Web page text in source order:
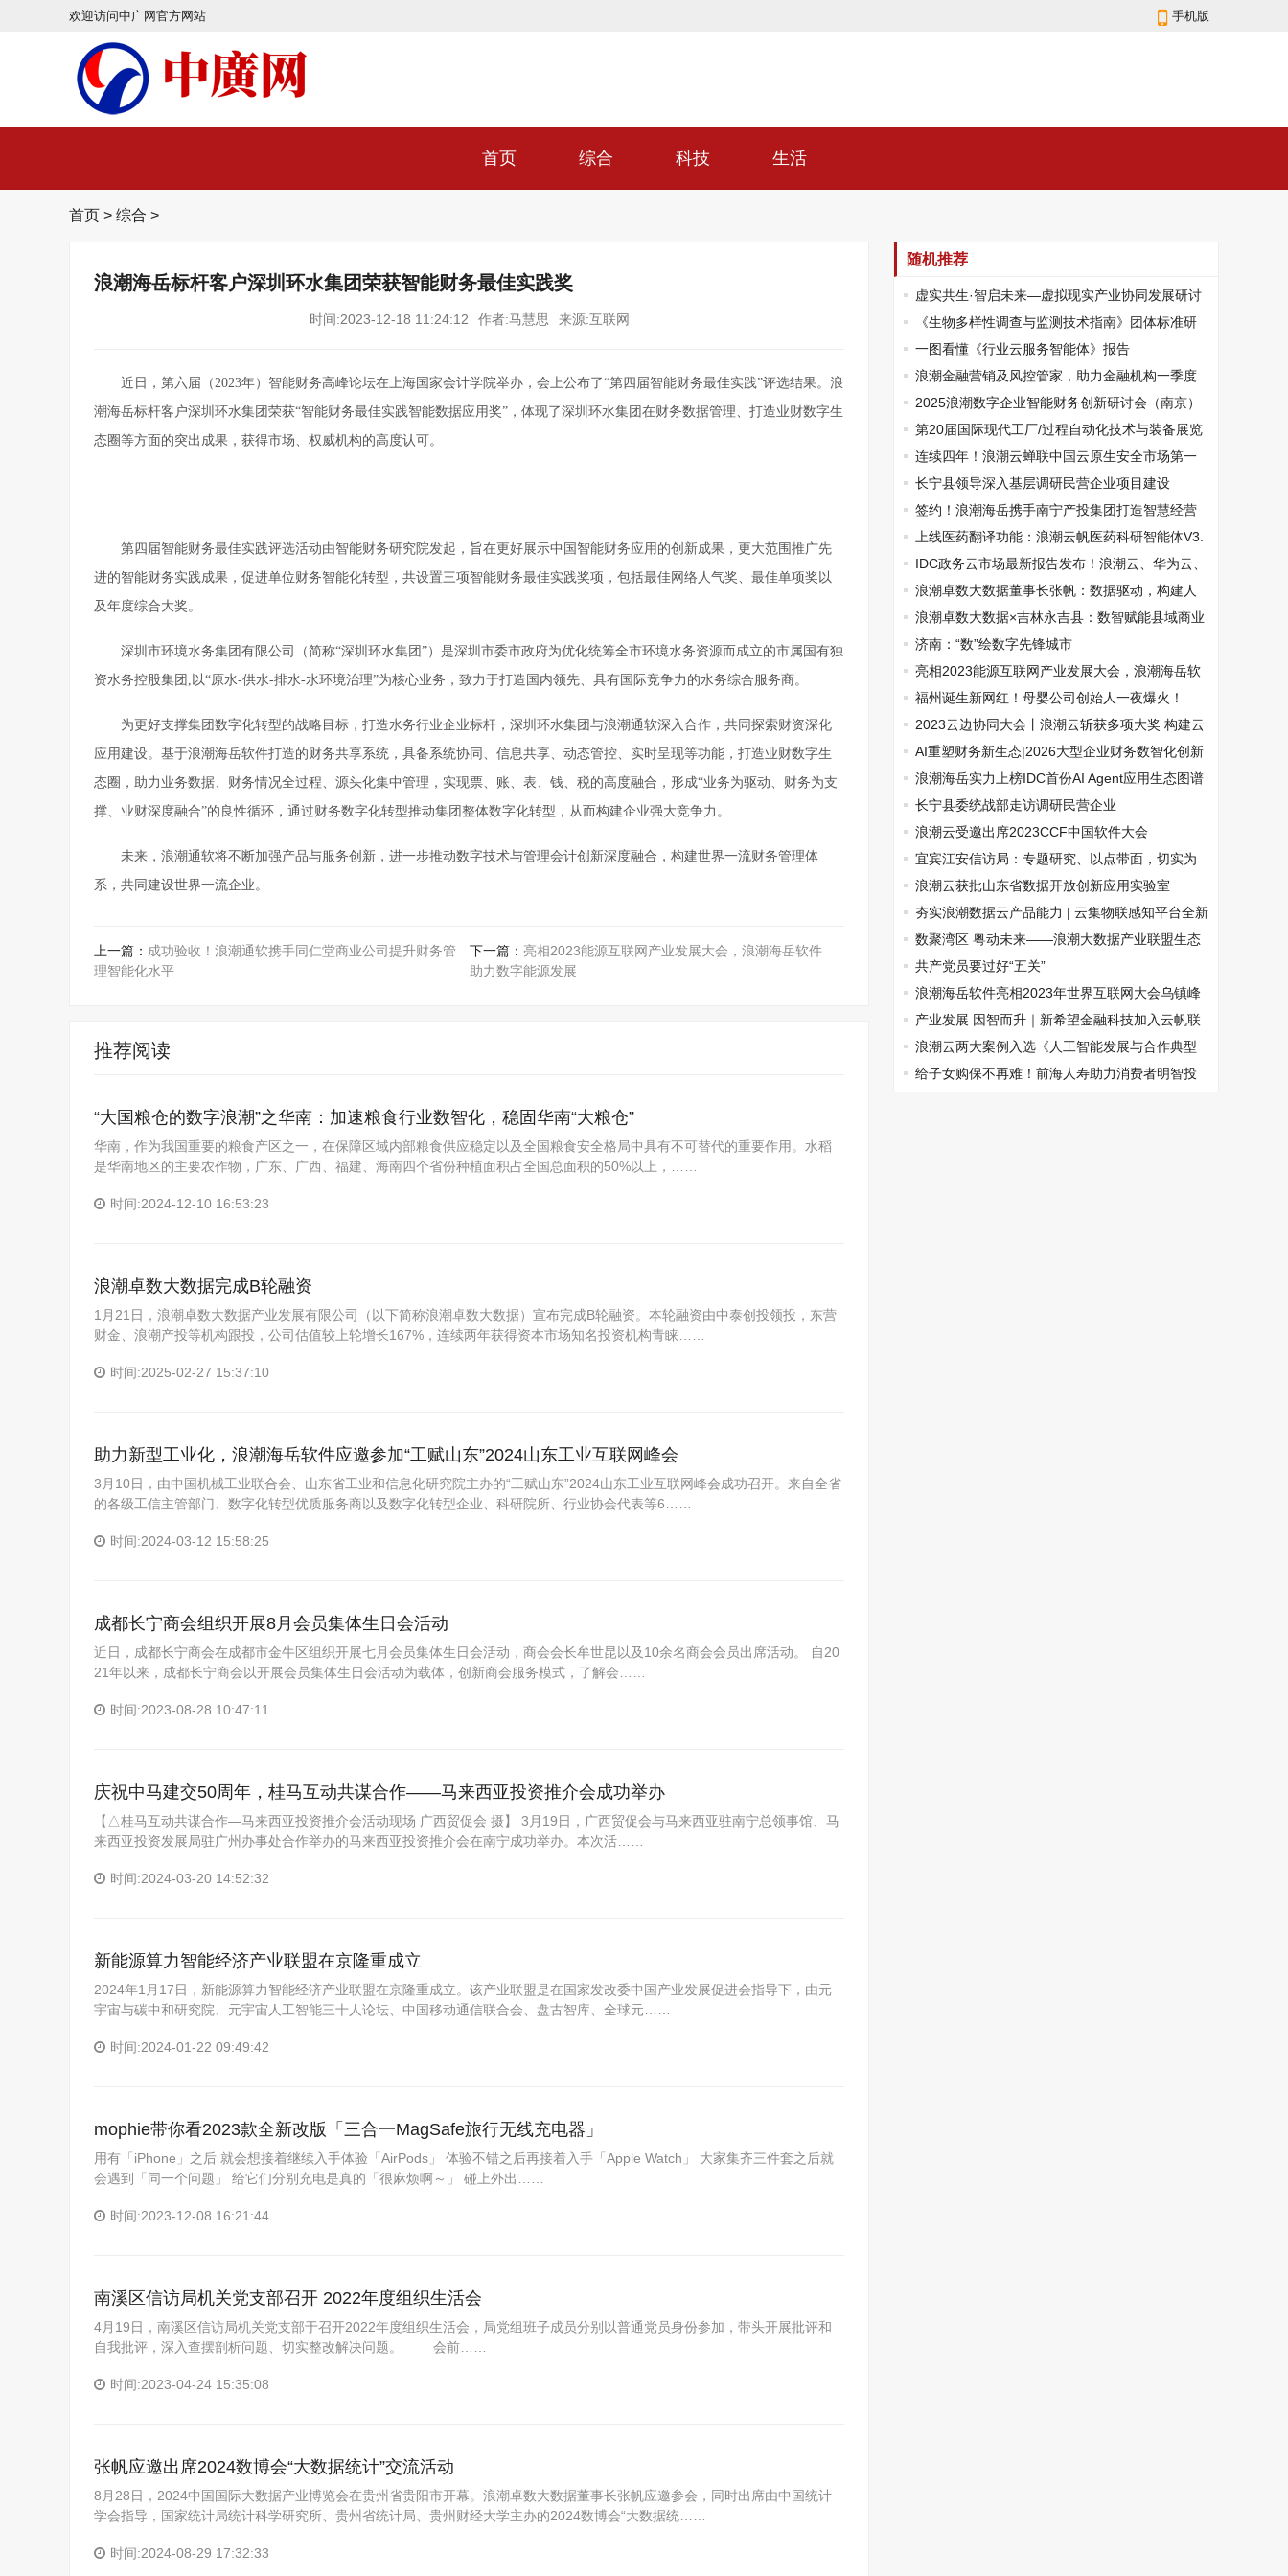
欢迎访问中广网官方网站 手机版
首页 综合 科技 生活
首页 > 综合 >
浪潮海岳标杆客户深圳环水集团荣获智能财务最佳实践奖
时间:2023-12-18 11:24:12 作者:马慧思 来源:互联网
近日，第六届（2023年）智能财务高峰论坛在上海国家会计学院举办，会上公布了“第四届智能财务最佳实践”评选结果。浪
潮海岳标杆客户深圳环水集团荣获“智能财务最佳实践智能数据应用奖”，体现了深圳环水集团在财务数据管理、打造业财数字生
态圈等方面的突出成果，获得市场、权威机构的高度认可。
第四届智能财务最佳实践评选活动由智能财务研究院发起，旨在更好展示中国智能财务应用的创新成果，更大范围推广先
进的智能财务实践成果，促进单位财务智能化转型，共设置三项智能财务最佳实践奖项，包括最佳网络人气奖、最佳单项奖以
及年度综合大奖。
深圳市环境水务集团有限公司（简称“深圳环水集团”）是深圳市委市政府为优化统筹全市环境水务资源而成立的市属国有独
资水务控股集团,以“原水-供水-排水-水环境治理”为核心业务，致力于打造国内领先、具有国际竞争力的水务综合服务商。
为更好支撑集团数字化转型的战略目标，打造水务行业企业标杆，深圳环水集团与浪潮通软深入合作，共同探索财资深化
应用建设。基于浪潮海岳软件打造的财务共享系统，具备系统协同、信息共享、动态管控、实时呈现等功能，打造业财数字生
态圈，助力业务数据、财务情况全过程、源头化集中管理，实现票、账、表、钱、税的高度融合，形成“业务为驱动、财务为支
撑、业财深度融合”的良性循环，通过财务数字化转型推动集团整体数字化转型，从而构建企业强大竞争力。
未来，浪潮通软将不断加强产品与服务创新，进一步推动数字技术与管理会计创新深度融合，构建世界一流财务管理体
系，共同建设世界一流企业。
上一篇： 成功验收！浪潮通软携手同仁堂商业公司提升财务管
理智能化水平
下一篇： 亮相2023能源互联网产业发展大会，浪潮海岳软件
助力数字能源发展
推荐阅读
“大国粮仓的数字浪潮”之华南：加速粮食行业数智化，稳固华南“大粮仓”
华南，作为我国重要的粮食产区之一，在保障区域内部粮食供应稳定以及全国粮食安全格局中具有不可替代的重要作用。水稻
是华南地区的主要农作物，广东、广西、福建、海南四个省份种植面积占全国总面积的50%以上，……
时间:2024-12-10 16:53:23
浪潮卓数大数据完成B轮融资
1月21日，浪潮卓数大数据产业发展有限公司（以下简称浪潮卓数大数据）宣布完成B轮融资。本轮融资由中泰创投领投，东营
财金、浪潮产投等机构跟投，公司估值较上轮增长167%，连续两年获得资本市场知名投资机构青睐……
时间:2025-02-27 15:37:10
助力新型工业化，浪潮海岳软件应邀参加“工赋山东”2024山东工业互联网峰会
3月10日，由中国机械工业联合会、山东省工业和信息化研究院主办的“工赋山东”2024山东工业互联网峰会成功召开。来自全省
的各级工信主管部门、数字化转型优质服务商以及数字化转型企业、科研院所、行业协会代表等6……
时间:2024-03-12 15:58:25
成都长宁商会组织开展8月会员集体生日会活动
近日，成都长宁商会在成都市金牛区组织开展七月会员集体生日会活动，商会会长牟世昆以及10余名商会会员出席活动。 自20
21年以来，成都长宁商会以开展会员集体生日会活动为载体，创新商会服务模式，了解会……
时间:2023-08-28 10:47:11
庆祝中马建交50周年，桂马互动共谋合作——马来西亚投资推介会成功举办
【△桂马互动共谋合作—马来西亚投资推介会活动现场 广西贸促会 摄】 3月19日，广西贸促会与马来西亚驻南宁总领事馆、马
来西亚投资发展局驻广州办事处合作举办的马来西亚投资推介会在南宁成功举办。本次活……
时间:2024-03-20 14:52:32
新能源算力智能经济产业联盟在京隆重成立
2024年1月17日，新能源算力智能经济产业联盟在京隆重成立。该产业联盟是在国家发改委中国产业发展促进会指导下，由元
宇宙与碳中和研究院、元宇宙人工智能三十人论坛、中国移动通信联合会、盘古智库、全球元……
时间:2024-01-22 09:49:42
mophie带你看2023款全新改版「三合一MagSafe旅行无线充电器」
用有「iPhone」之后 就会想接着继续入手体验「AirPods」 体验不错之后再接着入手「Apple Watch」 大家集齐三件套之后就
会遇到「同一个问题」 给它们分别充电是真的「很麻烦啊～」 碰上外出……
时间:2023-12-08 16:21:44
南溪区信访局机关党支部召开 2022年度组织生活会
4月19日，南溪区信访局机关党支部于召开2022年度组织生活会，局党组班子成员分别以普通党员身份参加，带头开展批评和
自我批评，深入查摆剖析问题、切实整改解决问题。 会前……
时间:2023-04-24 15:35:08
张帆应邀出席2024数博会“大数据统计”交流活动
8月28日，2024中国国际大数据产业博览会在贵州省贵阳市开幕。浪潮卓数大数据董事长张帆应邀参会，同时出席由中国统计
学会指导，国家统计局统计科学研究所、贵州省统计局、贵州财经大学主办的2024数博会“大数据统……
时间:2024-08-29 17:32:33
随机推荐
虚实共生·智启未来—虚拟现实产业协同发展研讨
会在京成功举办
《生物多样性调查与监测技术指南》团体标准研
讨会圆满召开！
一图看懂《行业云服务智能体》报告
浪潮金融营销及风控管家，助力金融机构一季度
业务“开门红”
2025浪潮数字企业智能财务创新研讨会（南京）
成功举办
第20届国际现代工厂/过程自动化技术与装备展览
会于6月13日在京举行
连续四年！浪潮云蝉联中国云原生安全市场第一
位长宁县领导深入基层调研民营企业项目建设
签约！浪潮海岳携手南宁产投集团打造智慧经营
管理平台
上线医药翻译功能：浪潮云帆医药科研智能体V3.
1正式发布
IDC政务云市场最新报告发布！浪潮云、华为云、
天翼云等厂商持续领跑
浪潮卓数大数据董事长张帆：数据驱动，构建人
工智能产业2.0时代创新范式
浪潮卓数大数据×吉林永吉县：数智赋能县域商业
体系建设
济南：“数”绘数字先锋城市
亮相2023能源互联网产业发展大会，浪潮海岳软
件助力数字能源发展
福州诞生新网红！母婴公司创始人一夜爆火！
2023云边协同大会丨浪潮云斩获多项大奖 构建云
边一体算力服务能力
AI重塑财务新生态|2026大型企业财务数智化创新
论坛成功举办
浪潮海岳实力上榜IDC首份AI Agent应用生态图谱
长宁县委统战部走访调研民营企业
浪潮云受邀出席2023CCF中国软件大会
宜宾江安信访局：专题研究、以点带面，切实为
群众排忧解难
浪潮云获批山东省数据开放创新应用实验室
夯实浪潮数据云产品能力 | 云集物联感知平台全新
升级数聚湾区 粤动未来——浪潮大数据产业联盟生态
伙伴合作大会广东站成功举办
共产党员要过好“五关”
浪潮海岳软件亮相2023年世界互联网大会乌镇峰
会，发布多个硬核产品
产业发展 因智而升｜新希望金融科技加入云帆联
盟，金融智能云筑牢AI原生银行底座
浪潮云两大案例入选《人工智能发展与合作典型
应用案例集》
给子女购保不再难！前海人寿助力消费者明智投